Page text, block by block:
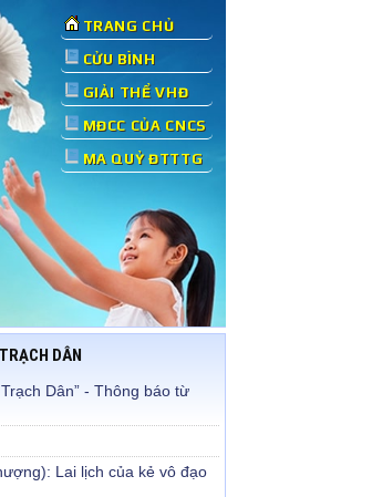
TRANG CHỦ
CỬU BÌNH
GIẢI THỂ VHĐ
MĐCC CỦA CNCS
MA QUỶ ĐTTTG
DÂN
Dân” - Thông báo từ
Lai lịch của kẻ vô đạo